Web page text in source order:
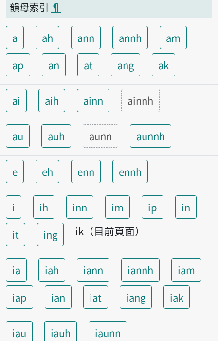
韻母索引 ¶
a ah ann annh
am
ap
an at ang ak
ai aih ainn ainnh
au auh aunn aunnh
e eh enn ennh
i ih inn im ip
in
it
ing ik（目前頁面）
ia iah iann iannh
iam
iap
ian iat iang iak
iau iauh iaunn